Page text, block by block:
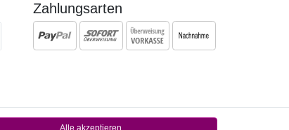
Zahlungsarten
Alle akzeptieren